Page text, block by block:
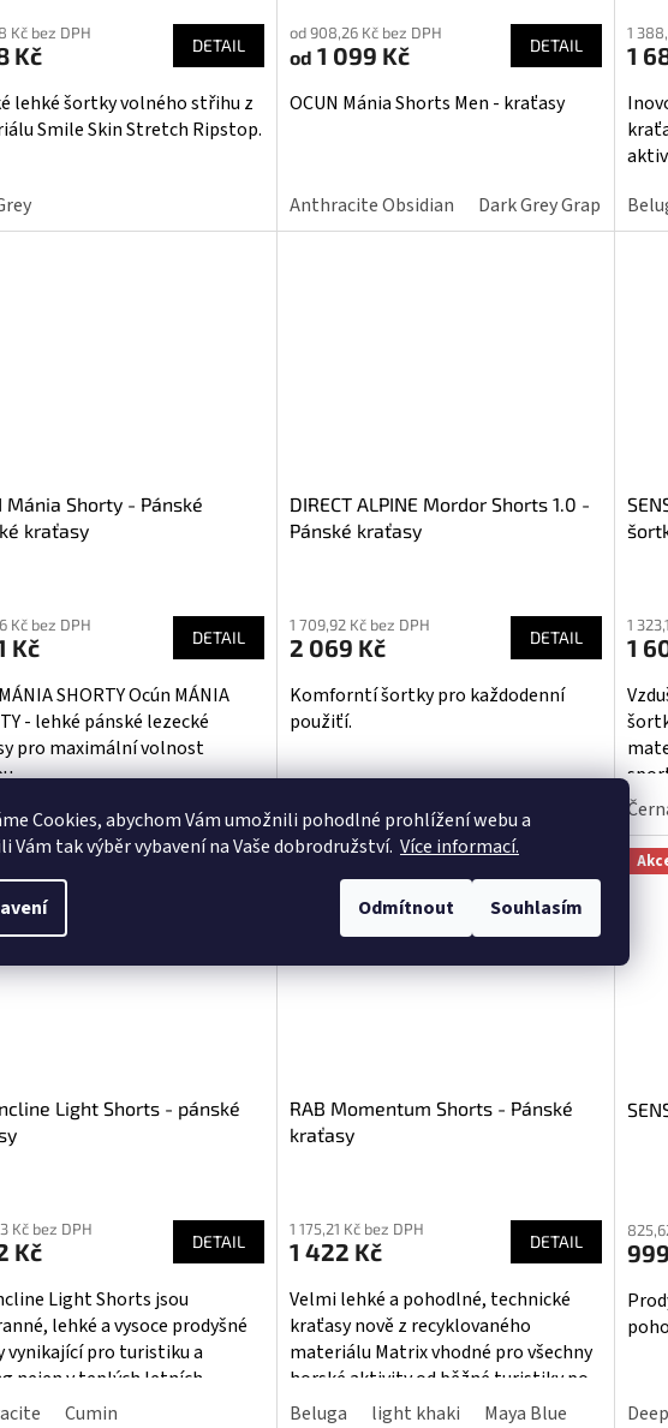
Cookies, abychom Vámumožnili pohodlné prohlížení webu a
Vám tak výběr vybavení na Vaše dobrodružství. Více informací.
Odmítnout Souhlasím
Kč bez DPH
Kč DETAIL
lehké šortky volného střihu z
Smile Skin Stretch Ripstop.
produktu
je
3,7
od 908,26 Kč bez DPH
od 1 099 Kč DETAIL
OCUN Mánia Shorts Men - kraťasy
Anthracite Obsidian Dark Grey Graphite II
je
5,0
z
5
1
1
Mánia Shorty - Pánské
kraťasy
Kč bez DPH
Kč DETAIL
SHORTY Ocún MÁNIA
- lehké pánské lezecké
pro maximální volnost
Obsidian
DIRECT ALPINE Mordor Shorts 1.0 -
Pánské kraťasy
1 709,92 Kč bez DPH
2 069 Kč DETAIL
Komforntí šortky pro každodenní
použiťí.
Khaki
1
1
Light Shorts - pánské
Kč bez DPH
Kč DETAIL
Light Shorts jsou
lehké a vysoce prodyšné
vynikající pro turistiku a
nejen v teplých letních
Cumin
RAB Momentum Shorts - Pánské
kraťasy
produktu
je
4,5
z
5
hvězdiček.
1 175,21 Kč bez DPH
1 422 Kč DETAIL
Velmi lehké a pohodlné, technické
kraťasy nově z recyklovaného
materiálu Matrix vhodné pro všechny
horské aktivity od běžné turistiky po
běh.
Beluga light khaki Maya Blue
je
5,0
z